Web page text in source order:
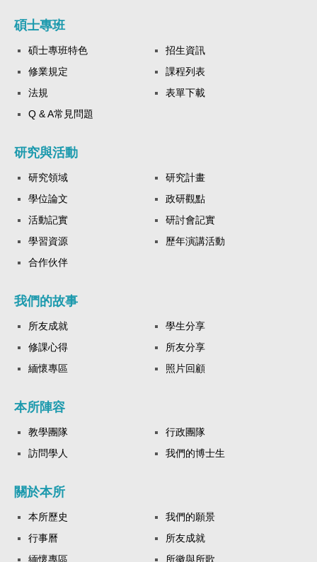
碩士專班
碩士專班特色
招生資訊
修業規定
課程列表
法規
表單下載
Q & A常見問題
研究與活動
研究領域
研究計畫
學位論文
政研觀點
活動記實
研討會記實
學習資源
歷年演講活動
合作伙伴
我們的故事
所友成就
學生分享
修課心得
所友分享
緬懷專區
照片回顧
本所陣容
教學團隊
行政團隊
訪問學人
我們的博士生
關於本所
本所歷史
我們的願景
行事曆
所友成就
緬懷專區
所徽與所歌